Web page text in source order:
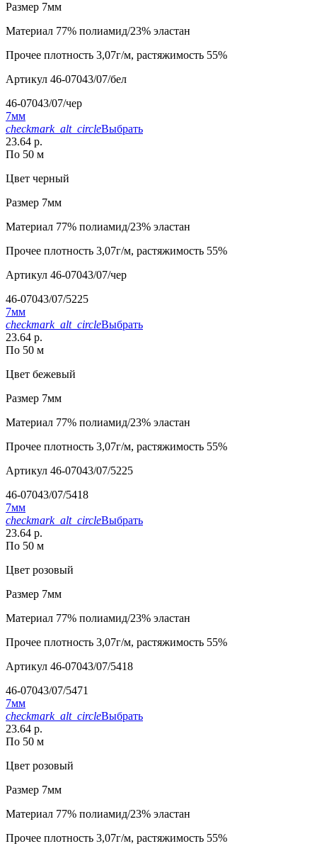
Размер 7мм
Материал 77% полиамид/23% эластан
Прочее плотность 3,07г/м, растяжимость 55%
Артикул 46-07043/07/бел
46-07043/07/чер
7мм
checkmark_alt_circleВыбрать
23.64 р.
По 50 м
Цвет черный
Размер 7мм
Материал 77% полиамид/23% эластан
Прочее плотность 3,07г/м, растяжимость 55%
Артикул 46-07043/07/чер
46-07043/07/5225
7мм
checkmark_alt_circleВыбрать
23.64 р.
По 50 м
Цвет бежевый
Размер 7мм
Материал 77% полиамид/23% эластан
Прочее плотность 3,07г/м, растяжимость 55%
Артикул 46-07043/07/5225
46-07043/07/5418
7мм
checkmark_alt_circleВыбрать
23.64 р.
По 50 м
Цвет розовый
Размер 7мм
Материал 77% полиамид/23% эластан
Прочее плотность 3,07г/м, растяжимость 55%
Артикул 46-07043/07/5418
46-07043/07/5471
7мм
checkmark_alt_circleВыбрать
23.64 р.
По 50 м
Цвет розовый
Размер 7мм
Материал 77% полиамид/23% эластан
Прочее плотность 3,07г/м, растяжимость 55%